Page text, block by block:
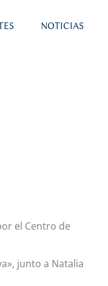
NOTICIAS
el Centro de
junto a Natalia